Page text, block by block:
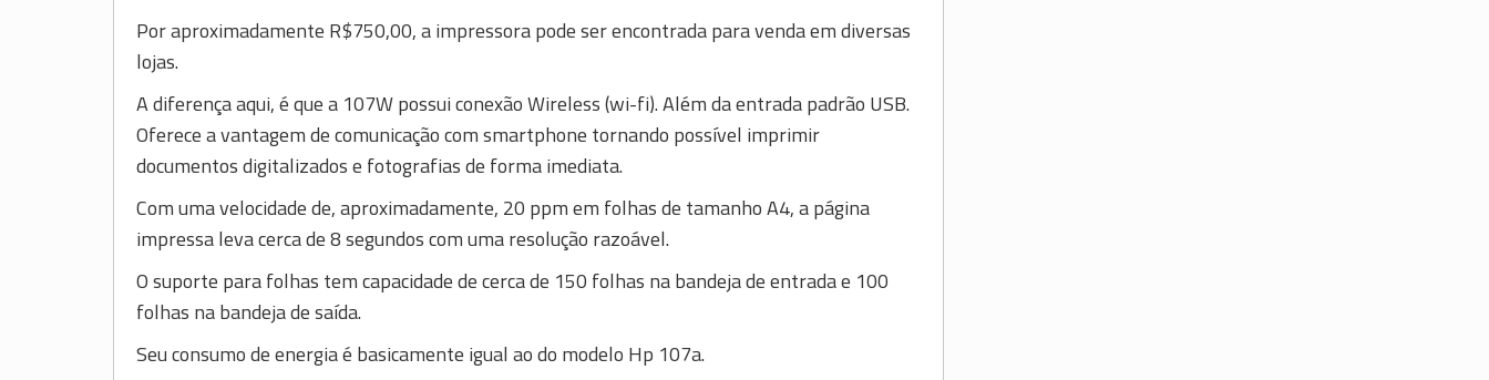
Por aproximadamente R$750,00, a impressora pode ser encontrada para venda em diversas
lojas.
A diferença aqui, é que a 107W possui conexão Wireless (wi-fi). Além da entrada padrão USB.
Oferece a vantagem de comunicação com smartphone tornando possível imprimir
documentos digitalizados e fotografias de forma imediata.
Com uma velocidade de, aproximadamente, 20 ppm em folhas de tamanho A4, a página
impressa leva cerca de 8 segundos com uma resolução razoável.
O suporte para folhas tem capacidade de cerca de 150 folhas na bandeja de entrada e 100
folhas na bandeja de saída.
Seu consumo de energia é basicamente igual ao do modelo Hp 107a.